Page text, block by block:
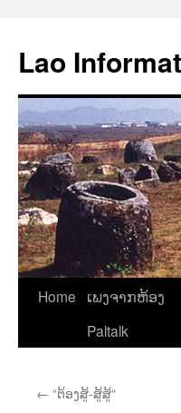
contenu
Lao
Home
ເພງຈາກຫ້ອງ
Paltalk
← “ຕ້ອງສູ້-ສູ້ສູ້“